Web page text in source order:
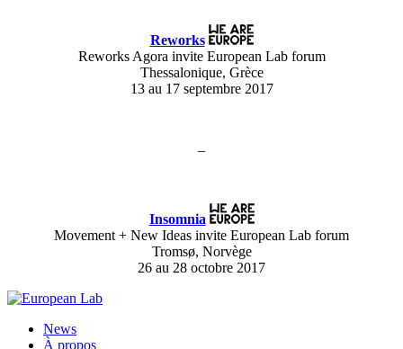
Reworks
Reworks Agora invite European Lab forum
Thessalonique, Grèce
13 au 17 septembre 2017
–
Insomnia
Movement + New Ideas invite European Lab forum
Tromsø, Norvège
26 au 28 octobre 2017
News
À propos